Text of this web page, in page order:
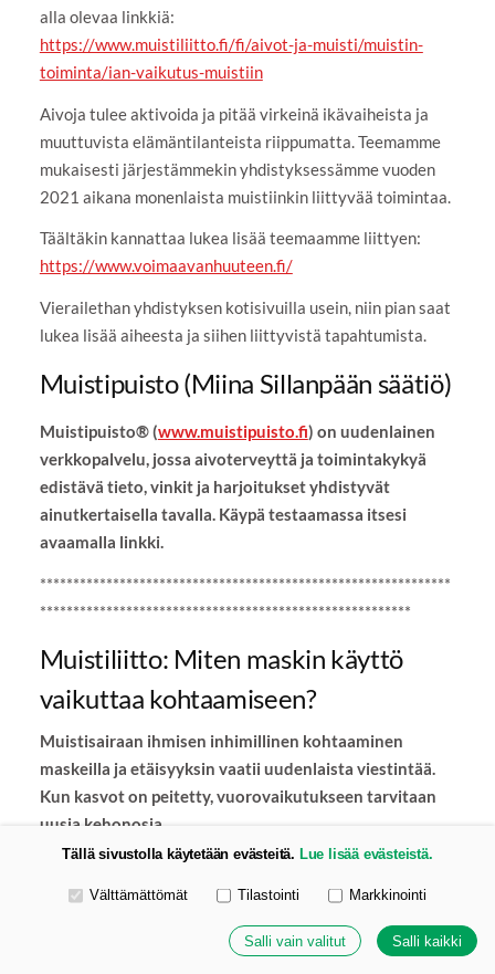
alla olevaa linkkiä:
https://www.muistiliitto.fi/fi/aivot-ja-muisti/muistin-
toiminta/ian-vaikutus-muistiin
Aivoja tulee aktivoida ja pitää virkeinä ikävaiheista ja
muuttuvista elämäntilanteista riippumatta. Teemamme
mukaisesti järjestämmekin yhdistyksessämme vuoden
2021 aikana monenlaista muistiinkin liittyvää toimintaa.
Täältäkin kannattaa lukea lisää teemaamme liittyen:
https://www.voimaavanhuuteen.fi/
Vierailethan yhdistyksen kotisivuilla usein, niin pian saat
lukea lisää aiheesta ja siihen liittyvistä tapahtumista.
Muistipuisto (Miina Sillanpään säätiö)
Muistipuisto® (www.muistipuisto.fi) on uudenlainen
verkkopalvelu, jossa aivoterveyttä ja toimintakykyä
edistävä tieto, vinkit ja harjoitukset yhdistyvät
ainutkertaisella tavalla. Käypä testaamassa itsesi
avaamalla linkki.
**************************************************************
********************************************************
Muistiliitto: Miten maskin käyttö
vaikuttaa kohtaamiseen?
Muistisairaan ihmisen inhimillinen kohtaaminen
maskeilla ja etäisyyksin vaatii uudenlaista viestintää.
Kun kasvot on peitetty, vuorovaikutukseen tarvitaan
uusia kehonosia.
Maskit ja etäisyys pakottavat meitä tarkastelemaan
vuorovaikutuksen olemusta.Lue lisää blogista, jonka on
kirjoittanut Heidi Valtatie Tampereen
ammattikorkeakoulusta ja Nina Sarell Tampereen
Tällä sivustolla käytetään evästeitä. Lue lisää evästeistä.
Valitse käytettävät evästeet
Välttämättömät Tilastointi Markkinointi
Salli vain valitut Salli kaikki